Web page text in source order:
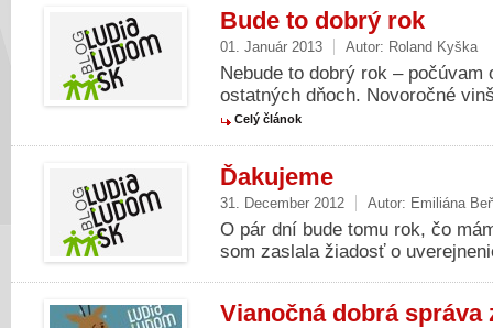
Bude to dobrý rok
01. Január 2013 Autor: Roland Kyška
Nebude to dobrý rok –
ostatných dňoch. Novoročné
Celý článok
Ďakujeme
31. December 2012 Autor: Emiliána
O pár dní bude tomu rok, čo
som zaslala žiadosť o
Vianočná dobrá